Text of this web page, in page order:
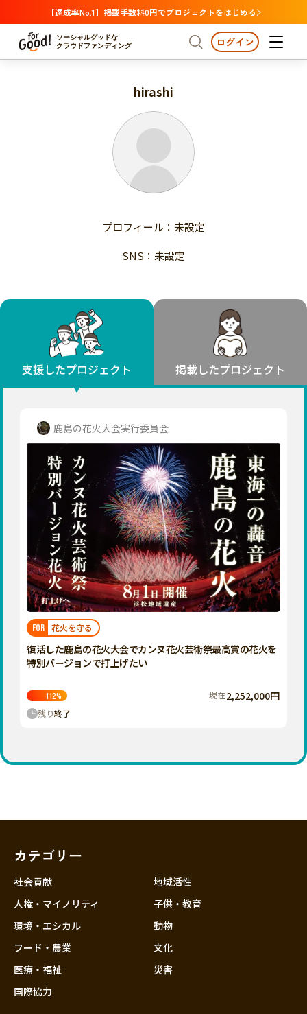
【達成率No.1】掲載手数料0円でプロジェクトをはじめる
ソーシャルグッドな
クラウドファンディング
プロジェクトからさがす 注目
支援金額が多い
支援人数が多い
終了日が近い
国際協力
子ども・教育
フード・農業
文化
環境・エシカル
人権・マイノリティ
社会貢献
地域からさがす 北海道・東北
北海道
山形
関東
茨城
栃木
群馬
千葉
神奈川
石川
近畿
支援金額が多い
終了日が近い
カテゴリーからさがす
医療・福祉
子ども・教育
人権・マイノリティ
北海道 青森 岩手 宮城
秋田
福島
茨城 栃木 群馬
千葉
東京
神奈川
新潟 富山 石川 福井
長野
岐阜 静岡 愛知
三重 滋賀 京都 大阪
兵庫
和歌山
鳥取 島根 岡山 広島 山口
四国
徳島 香川 愛媛 高知
九州・沖縄
福岡 佐賀
宮崎
鹿児島 沖縄
ログイン
hirashi
プロフィール：未設定
SNS：未設定
支援したプロジェクト 掲載したプロジェクト
鹿島の花火大会実行委員会
FOR 花火を守る
復活した鹿島の花火大会でカンヌ花火芸術祭最高賞の花火を
特別バージョンで打上げたい
112% 現在2,252,000円
残り終了
カテゴリー
社会貢献
人権・マイノリティ
環境・エシカル
フード・農業
医療・福祉
国際協力
地域活性
子供・教育
動物
文化
災害